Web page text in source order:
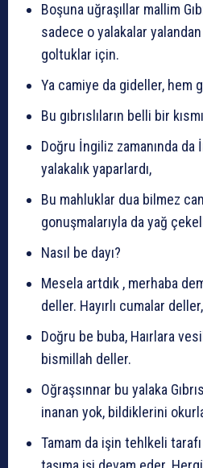
Boşuna uğraşıllar mallim
sadece o yalakalar
goltuklar için.
Ya camiye da gideller, hem
Bu gıbrıslıların belli bir
Doğru İngiliz zamanında
yalakalık yaparlardı,
Bu mahluklar dua bilmez
gonuşmalarıyla da yağ
Nasıl be dayı?
Mesela artdık , merhaba
deller. Hayırlı cumalar deller,
Doğru be buba, Haırlara
bismillah deller.
Oğraşsınnar bu yalaka
inanan yok, bildiklerini
Tamam da işin tehlkeli